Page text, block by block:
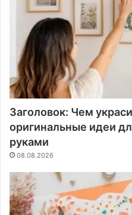
Заголовок: Чем
оригинальные идеи
руками
08.08.2026